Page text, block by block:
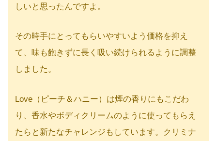
しいと思ったんですよ。
その時手にとってもらいやすいよう価格を抑え
て、味も飽きずに長く吸い続けられるように調整
しました。
Love（ピーチ＆ハニー）は煙の香りにもこだわ
り、香水やボディクリームのように使ってもらえ
たらと新たなチャレンジもしています。クリミナ